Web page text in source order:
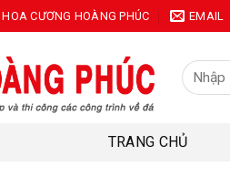
CƯƠNG HOÀNG PHÚC EMAIL
Tìm
kiếm:
TRANG CHỦ